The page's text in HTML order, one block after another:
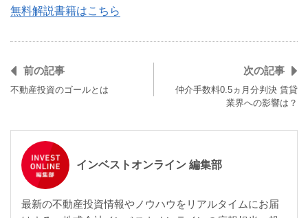
無料解説書籍はこちら
前の記事
不動産投資のゴールとは
次の記事
仲介手数料0.5ヵ月分判決 賃貸
業界への影響は？
インベストオンライン 編集部
最新の不動産投資情報やノウハウをリアルタイムにお届